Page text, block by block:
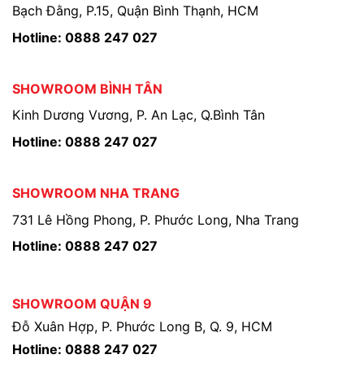
Bạch Đằng, P.15, Quận Bình Thạnh, HCM
Hotline: 0888 247 027
SHOWROOM BÌNH TÂN
Kinh Dương Vương, P. An Lạc, Q.Bình Tân
Hotline: 0888 247 027
SHOWROOM NHA TRANG
731 Lê Hồng Phong, P. Phước Long, Nha Trang
Hotline: 0888 247 027
SHOWROOM QUẬN 9
Đỗ Xuân Hợp, P. Phước Long B, Q. 9, HCM
Hotline: 0888 247 027